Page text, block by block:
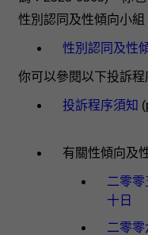
性別認同及性傾向小組
性別認同及性
你可以參閱以下投訴
投訴程序須知
有關性傾向及
二零
十日
二零